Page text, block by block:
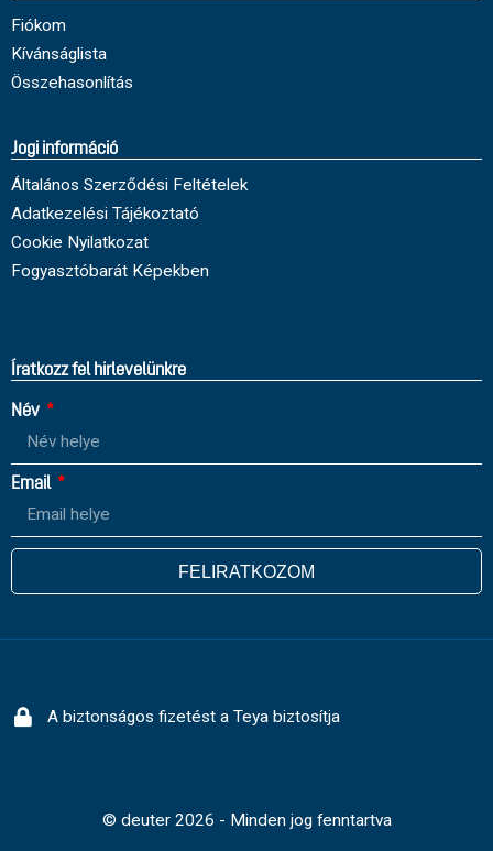
Fiókom
Kívánságlista
Összehasonlítás
Jogi információ
Általános Szerződési Feltételek
Adatkezelési Tájékoztató
Cookie Nyilatkozat
Fogyasztóbarát Képekben
Íratkozz fel hirlevelünkre
Név
Email
FELIRATKOZOM
A biztonságos fizetést a Teya biztosítja
© deuter 2026 - Minden jog fenntartva